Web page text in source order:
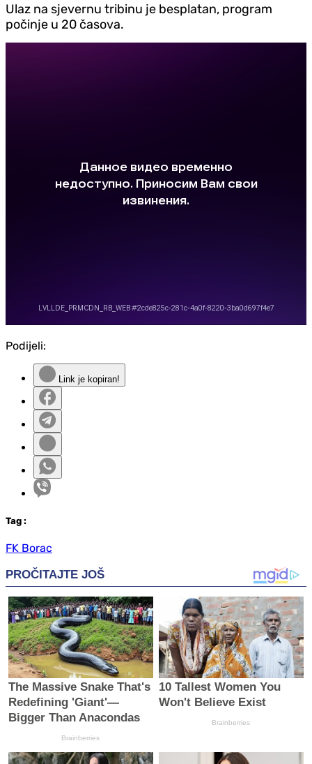
Ulaz na sjevernu tribinu je besplatan, program
počinje u 20 časova.
Podijeli:
Link je kopiran!
Tag :
FK Borac